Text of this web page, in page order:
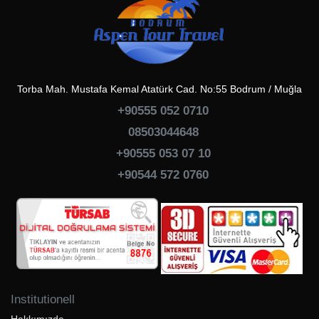
Torba Mah. Mustafa Kemal Atatürk Cad. No:55 Bodrum / Muğla
+90555 052 0710
08503044648
+90555 053 07 10
+90544 572 0760
Institutionell